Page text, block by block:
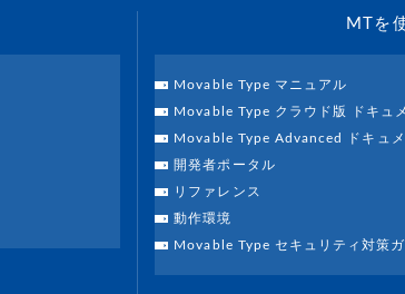
MTを
Movable Type マニュアル
Movable Type クラウド版 ドキュ
Movable Type Advanced ドキュメ
開発者ポータル
リファレンス
動作環境
Movable Type セキュリティ対策ガ